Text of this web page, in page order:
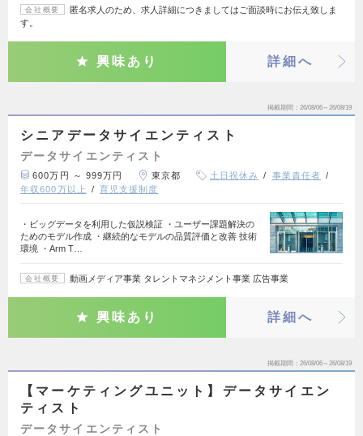
会社概要
匿名求人のため、求人詳細につきましてはご面談時にお伝え致しま
す。
興味あり 詳細へ
掲載期間 26/08/06～26/08/19
シニアデータサイエンティスト
データサイエンティスト
600万円 ～ 999万円 東京都 土日祝休み
事業責任者
年収600万以上
育児支援制度
・ビッグデータを利用した仮説検証 ・ユーザー課題解決の
ためのモデル作成 ・継続的なモデルの品質評価と改善 技術
環境 ・Arm T…
会社概要 動画メディア事業 タレントマネジメント事業 広告事業
興味あり 詳細へ
掲載期間 26/08/06～26/08/19
【マーケティングユニット】データサイエン
ティスト
データサイエンティスト